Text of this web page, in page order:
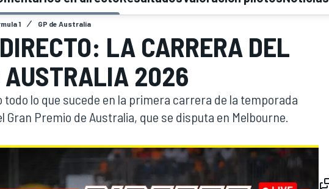
FÓRMULA E
1 GP de Australia
LA CARRERA DEL
AUSTRALIA 2026
todo lo que sucede en la primera carrera de la temporada
Gran Premio de Australia, que se disputa en Melbourne.